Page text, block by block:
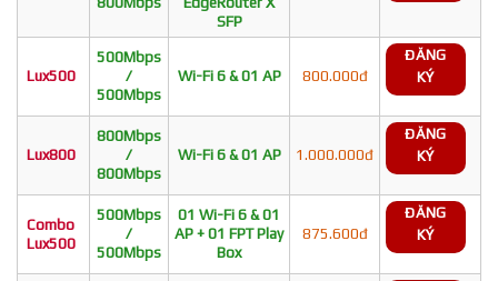
SFP
Lux500
500Mbps
/
500Mbps
Wi-Fi 6 & 01 AP 800.000đ
ĐĂNG
KÝ
Lux800
800Mbps
/
800Mbps
Wi-Fi 6 & 01 AP 1.000.000đ
ĐĂNG
KÝ
Combo
Lux500
500Mbps
/
500Mbps
01 Wi-Fi 6 & 01
AP + 01 FPT Play
Box
875.600đ
ĐĂNG
KÝ